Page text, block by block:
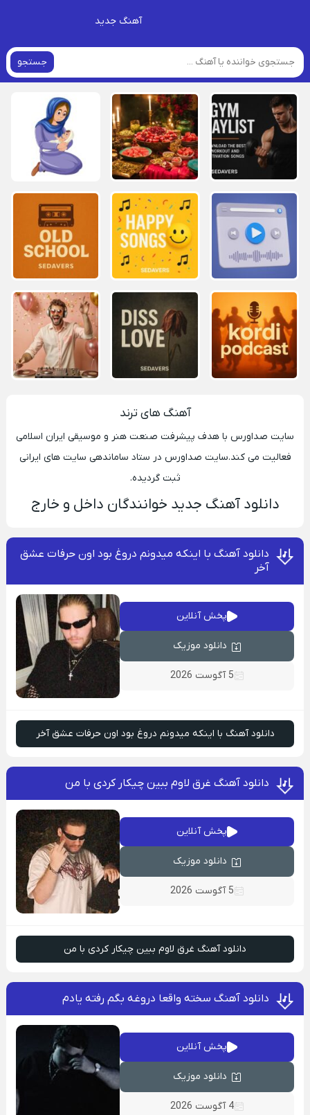
آهنگ جدید
جستجو
آهنگ های ترند
سایت صداورس با هدف پیشرفت صنعت هنر و موسیقی ایران اسلامی
فعالیت می کند.سایت صداورس در ستاد ساماندهی سایت های ایرانی
ثبت گردیده.
دانلود آهنگ جدید خوانندگان داخل و خارج
دانلود آهنگ با اینکه میدونم دروغ بود اون حرفات عشق
آخر
پخش آنلاین
دانلود موزیک
5 آگوست 2026
دانلود آهنگ با اینکه میدونم دروغ بود اون حرفات عشق آخر
دانلود آهنگ غرق لاوم ببین چیکار کردی با من
پخش آنلاین
دانلود موزیک
5 آگوست 2026
دانلود آهنگ غرق لاوم ببین چیکار کردی با من
دانلود آهنگ سخته واقعا دروغه بگم رفته یادم
پخش آنلاین
دانلود موزیک
4 آگوست 2026